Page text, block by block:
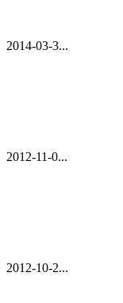
2014-03-3...
2012-11-0...
2012-10-2...